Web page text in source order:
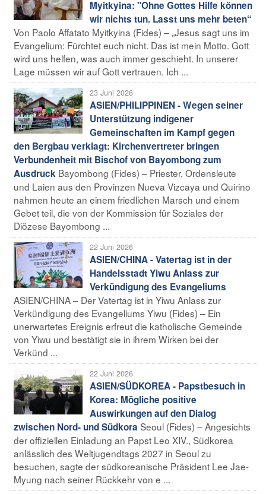
Myitkyina: "Ohne Gottes Hilfe können
wir nichts tun. Lasst uns mehr beten“
Von Paolo Affatato Myitkyina (Fides) – „Jesus sagt uns im
Evangelium: Fürchtet euch nicht. Das ist mein Motto. Gott
wird uns helfen, was auch immer geschieht. In unserer
Lage müssen wir auf Gott vertrauen. Ich ...
23 Juni 2026
ASIEN/PHILIPPINEN - Wegen seiner
Unterstützung indigener
Gemeinschaften im Kampf gegen
den Bergbau verklagt: Kirchenvertreter bringen
Verbundenheit mit Bischof von Bayombong zum
Ausdruck Bayombong (Fides) – Priester, Ordensleute
und Laien aus den Provinzen Nueva Vizcaya und Quirino
nahmen heute an einem friedlichen Marsch und einem
Gebet teil, die von der Kommission für Soziales der
Diözese Bayombong ...
22 Juni 2026
ASIEN/CHINA - Vatertag ist in der
Handelsstadt Yiwu Anlass zur
Verkündigung des Evangeliums
ASIEN/CHINA – Der Vatertag ist in Yiwu Anlass zur
Verkündigung des Evangeliums Yiwu (Fides) – Ein
unerwartetes Ereignis erfreut die katholische Gemeinde
von Yiwu und bestätigt sie in ihrem Wirken bei der
Verkünd ...
22 Juni 2026
ASIEN/SÜDKOREA - Papstbesuch in
Korea: Mögliche positive
Auswirkungen auf den Dialog
zwischen Nord- und Südkora Seoul (Fides) – Angesichts
der offiziellen Einladung an Papst Leo XIV., Südkorea
anlässlich des Weltjugendtags 2027 in Seoul zu
besuchen, sagte der südkoreanische Präsident Lee Jae-
Myung nach seiner Rückkehr von e ...